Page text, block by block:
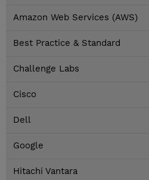
Amazon Web Services (AWS)
Best Practice & Standard
Challenge Labs
Cisco
Dell
Google
Hitachi Vantara